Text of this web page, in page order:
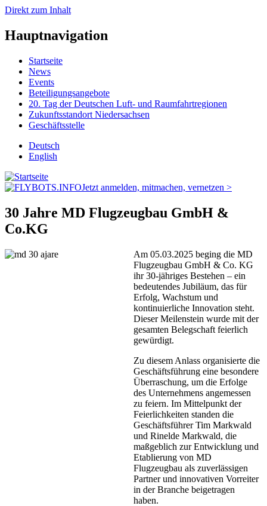
Direkt zum Inhalt
Hauptnavigation
Startseite
News
Events
Beteiligungsangebote
20. Tag der Deutschen Luft- und Raumfahrtregionen
Zukunftsstandort Niedersachsen
Geschäftsstelle
Deutsch
English
Jetzt anmelden, mitmachen, vernetzen >
30 Jahre MD Flugzeugbau GmbH &
Co.KG
Am 05.03.2025 beging die MD
Flugzeugbau GmbH & Co. KG
ihr 30-jähriges Bestehen – ein
bedeutendes Jubiläum, das für
Erfolg, Wachstum und
kontinuierliche Innovation steht.
Dieser Meilenstein wurde mit der
gesamten Belegschaft feierlich
gewürdigt.
Zu diesem Anlass organisierte die
Geschäftsführung eine besondere
Überraschung, um die Erfolge
des Unternehmens angemessen
zu feiern. Im Mittelpunkt der
Feierlichkeiten standen die
Geschäftsführer Tim Markwald
und Rinelde Markwald, die
maßgeblich zur Entwicklung und
Etablierung von MD
Flugzeugbau als zuverlässigen
Partner und innovativen Vorreiter
in der Branche beigetragen
haben.